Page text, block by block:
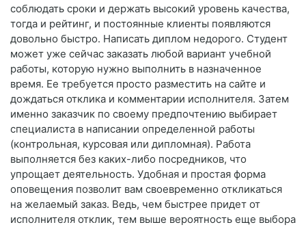
соблюдать сроки и держать высокий уровень качества,
тогда и рейтинг, и постоянные клиенты появляются
довольно быстро. Написать диплом недорого. Студент
может уже сейчас заказать любой вариант учебной
работы, которую нужно выполнить в назначенное
время. Ее требуется просто разместить на сайте и
дождаться отклика и комментарии исполнителя. Затем
именно заказчик по своему предпочтению выбирает
специалиста в написании определенной работы
(контрольная, курсовая или дипломная). Работа
выполняется без каких-либо посредников, что
упрощает деятельность. Удобная и простая форма
оповещения позволит вам своевременно откликаться
на желаемый заказ. Ведь, чем быстрее придет от
исполнителя отклик, тем выше вероятность еще выбора